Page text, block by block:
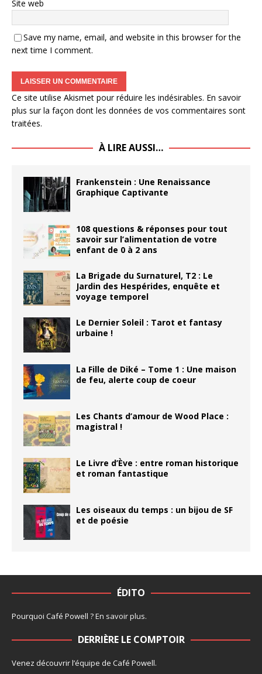
Site web
Save my name, email, and website in this browser for the
next time I comment.
Ce site utilise Akismet pour réduire les indésirables. En savoir
plus sur la façon dont les données de vos commentaires sont
traitées.
À LIRE AUSSI…
Frankenstein : Une Renaissance
Graphique Captivante
108 questions & réponses pour tout
savoir sur l’alimentation de votre
enfant de 0 à 2 ans
La Brigade du Surnaturel, T2 : Le
Jardin des Hespérides, enquête et
voyage temporel
Le Dernier Soleil : Tarot et fantasy
urbaine !
La Fille de Diké – Tome 1 : Une maison
de feu, alerte coup de coeur
Les Chants d’amour de Wood Place :
magistral !
Le Livre d’Ève : entre roman historique
et roman fantastique
Les oiseaux du temps : un bijou de SF
et de poésie
ÉDITO
Pourquoi Café Powell ?En savoir plus.
DERRIÈRE LE COMPTOIR
Venez découvrir l’équipe de Café Powell.